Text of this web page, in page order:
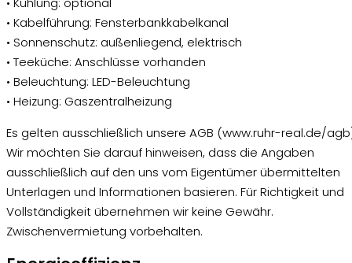
• Kabelführung: Fensterbankkabelkanal
• Sonnenschutz: außenliegend, elektrisch
• Teeküche: Anschlüsse vorhanden
• Beleuchtung: LED-Beleuchtung
• Heizung: Gaszentralheizung
Es gelten ausschließlich unsere AGB (www.ruhr-real.de/
Wir möchten Sie darauf hinweisen, dass die Angaben
ausschließlich auf den uns vom Eigentümer übermittelten
Unterlagen und Informationen basieren. Für Richtigkeit und
Vollständigkeit übernehmen wir keine Gewähr.
Zwischenvermietung vorbehalten.